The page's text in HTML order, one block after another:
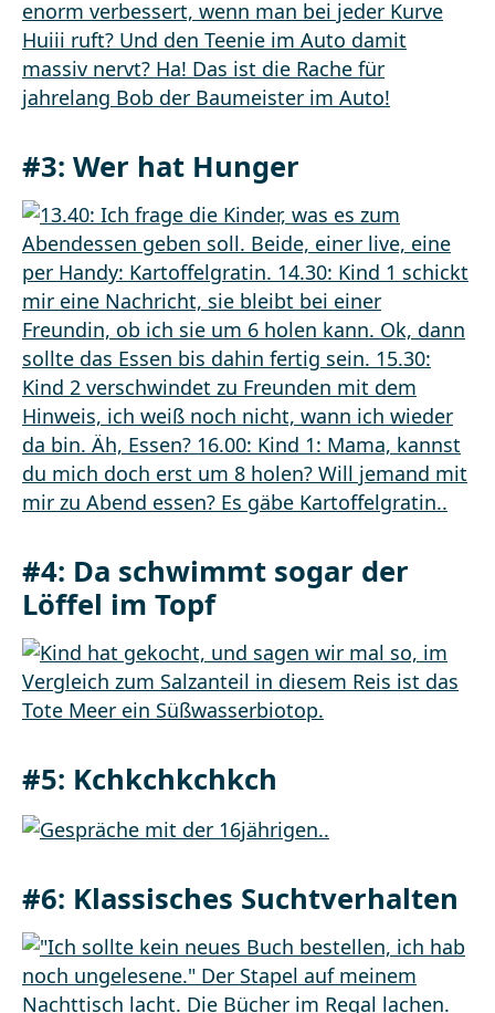
#3: Wer hat Hunger
#4: Da schwimmt sogar der
Löffel im Topf
#5: Kchkchkchkch
#6: Klassisches Suchtverhalten